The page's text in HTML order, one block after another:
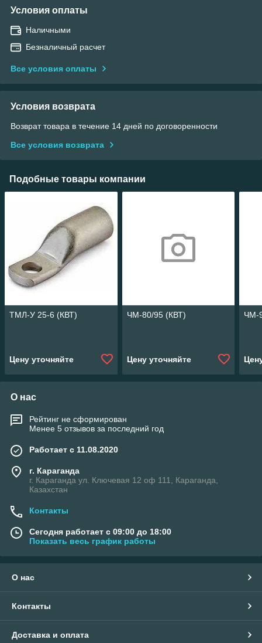
Условия оплаты
Наличными
Безналичный расчет
Все условия оплаты
Условия возврата
Возврат товара в течение 14 дней по договоренности
Все условия возврата
Подобные товары компании
ТМЛ-У 25-6 (КВТ)
Цену уточняйте
ЧМ-80/95 (КВТ)
Цену уточняйте
ЧМ-
О нас
Рейтинг не сформирован
Менее 5 отзывов за последний год
Работает с 11.08.2020
г. Караганда
г. Караганда ул. Ключевая 12 оф 111, Караганда,
Казахстан
Контакты
Сегодня работает с 09:00 до 18:00
Показать весь график работы
О нас
Контакты
Доставка и оплата